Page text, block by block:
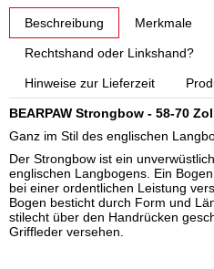
Beschreibung Merkmale
Rechtshand oder Linkshand?
Hinweise zur Lieferzeit
BEARPAW Strongbow - 58-70
Ganz im Stil des englischen
Der Strongbow ist ein
englischen Langbogens. Ein
bei einer ordentlichen Leistung
Bogen besticht durch Form und
stilecht über den Handrücken
Griffleder versehen.